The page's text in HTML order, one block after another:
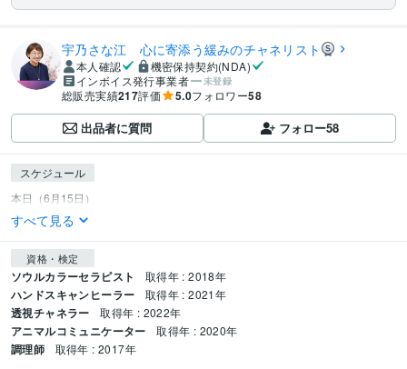
宇乃さな江 心に寄添う緩みのチャネリスト
本人確認
機密保持契約(NDA)
インボイス発行事業者
未登録
総販売実績217評価 5.0フォロワー58
出品者に質問 フォロー58
スケジュール
すべて見る
資格・検定
ソウルカラーセラピスト 取得年 : 2018年
ハンドスキャンヒーラー 取得年 : 2021年
透視チャネラー 取得年 : 2022年
アニマルコミュニケーター 取得年 : 2020年
調理師 取得年 : 2017年